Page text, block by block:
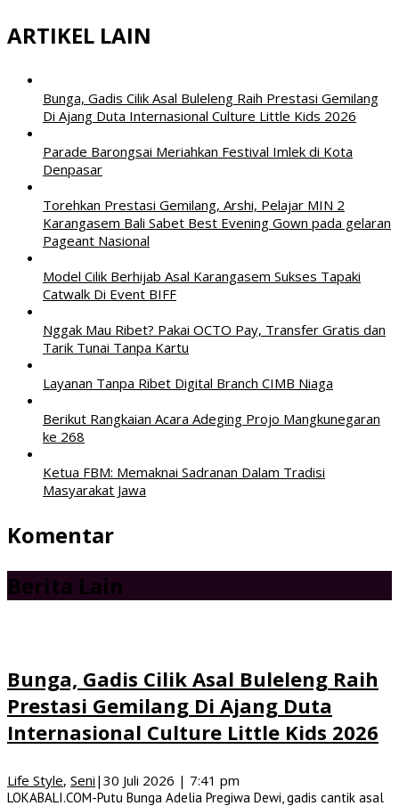
ARTIKEL LAIN
Bunga, Gadis Cilik Asal Buleleng Raih Prestasi Gemilang
Di Ajang Duta Internasional Culture Little Kids 2026
Parade Barongsai Meriahkan Festival Imlek di Kota
Denpasar
Torehkan Prestasi Gemilang, Arshi, Pelajar MIN 2
Karangasem Bali Sabet Best Evening Gown pada gelaran
Pageant Nasional
Model Cilik Berhijab Asal Karangasem Sukses Tapaki
Catwalk Di Event BIFF
Nggak Mau Ribet? Pakai OCTO Pay, Transfer Gratis dan
Tarik Tunai Tanpa Kartu
Layanan Tanpa Ribet Digital Branch CIMB Niaga
Berikut Rangkaian Acara Adeging Projo Mangkunegaran
ke 268
Ketua FBM: Memaknai Sadranan Dalam Tradisi
Masyarakat Jawa
Komentar
Berita Lain
Bunga, Gadis Cilik Asal Buleleng Raih
Prestasi Gemilang Di Ajang Duta
Internasional Culture Little Kids 2026
Life Style, Seni | 30 Juli 2026 | 7:41 pm
LOKABALI.COM-Putu Bunga Adelia Pregiwa Dewi, gadis cantik asal